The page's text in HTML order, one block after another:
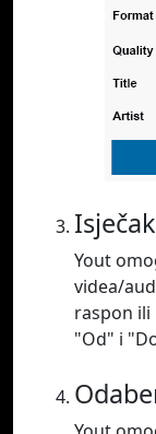
Isječak
Yout
videa/
raspon
"Od" i